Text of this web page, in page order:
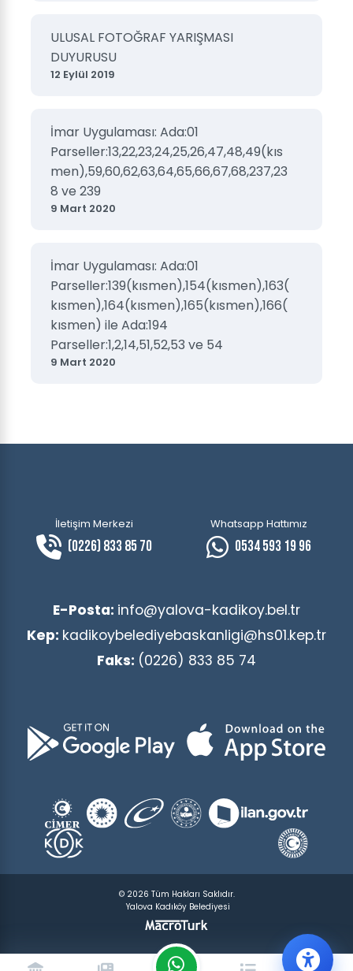
ULUSAL FOTOĞRAF YARIŞMASI
DUYURUSU
12 Eylül 2019
İmar Uygulaması: Ada:01
Parseller:13,22,23,24,25,26,47,48,49(kıs
men),59,60,62,63,64,65,66,67,68,237,23
8 ve 239
9 Mart 2020
İmar Uygulaması: Ada:01
Parseller:139(kısmen),154(kısmen),163(
kısmen),164(kısmen),165(kısmen),166(
kısmen) ile Ada:194
Parseller:1,2,14,51,52,53 ve 54
9 Mart 2020
İletişim Merkezi
(0226) 833 85 70
Whatsapp Hattımız
0534 593 19 96
E-Posta: info@yalova-kadikoy.bel.tr
Kep: kadikoybelediyebaskanligi@hs01.kep.tr
Faks: (0226) 833 85 74
© 2026 Tüm Hakları Saklıdır.
Yalova Kadıköy Belediyesi